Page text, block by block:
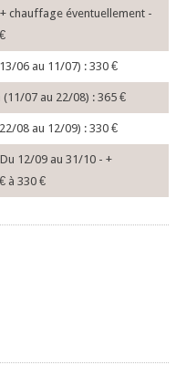
chauffage éventuellement -
€
06 au 11/07) : 330 €
(11/07 au 22/08) : 365€
08 au 12/09) : 330 €
12/09 au 31/10 - +
€à 330 €